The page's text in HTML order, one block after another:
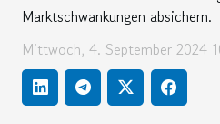
Marktschwankungen absichern.
Mittwoch, 4. September 2024